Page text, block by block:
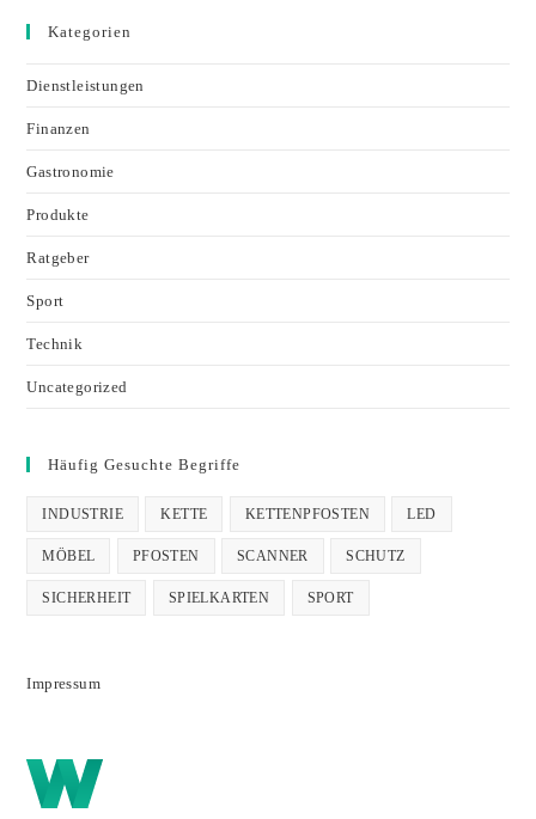
Kategorien
Dienstleistungen
Finanzen
Gastronomie
Produkte
Ratgeber
Sport
Technik
Uncategorized
Häufig Gesuchte Begriffe
INDUSTRIE KETTE KETTENPFOSTEN LED
MÖBEL PFOSTEN SCANNER SCHUTZ
SICHERHEIT SPIELKARTEN SPORT
Impressum